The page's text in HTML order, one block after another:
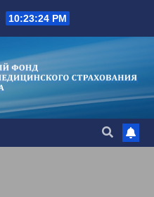
10:23:25 PM